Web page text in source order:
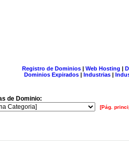
Registro de Dominios| Web Hosting |
Dominios Expirados | Industrias |
de Dominio:
[Pág.